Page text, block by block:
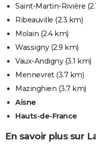
Saint-Martin-Rivière
Ribeauville (2.3 km)
Molain (2.4 km)
Wassigny(2.9 km)
Vaux-Andigny(3.1 km)
Mennevret(3.7 km)
Mazinghien (3.7 km)
Aisne
Hauts-de-France
En savoir plus sur